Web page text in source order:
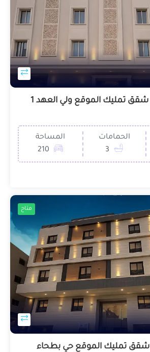
الحمامات
3
المساحة
210
متاح
مشروع رقم 725 شقق تمليك الموقع حي بطحاء